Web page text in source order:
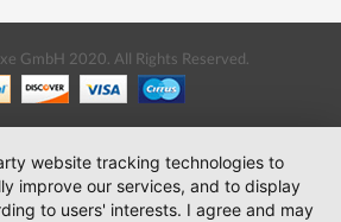
GmbH 2020. All Rights Reserved.
website tracking technologies to
improve our services, and to display
to users' interests. I agree and may